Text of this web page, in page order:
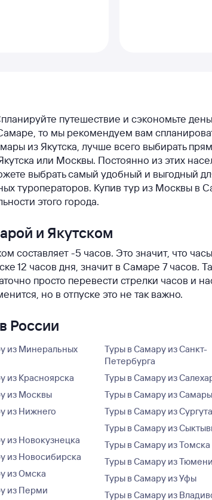
путешествие и сэкономьте
то мы рекомендуем вам
из Якутска, лучше всего выбирать
или Москвы. Постоянно из этих
выбрать самый удобный и выгодный
туроператоров. Купив тур из Москвы в
этого города.
и Якутском
-5 часов. Это значит, что
12 часов дня, значит в Самаре 7 часов.
просто перевести стрелки часов и
но в отпуске это не так важно.
России
из Минеральных
из Красноярска
из Москвы
из Нижнего
из Новокузнецка
из Новосибирска
из Омска
из Перми
Туры в Самару из Санкт-
Петербурга
Туры в Самару из
Туры в Самару из Самары
Туры в Самару из Сургута
Туры в Самару из
Туры в Самару из Томска
Туры в Самару из Тюмени
Туры в Самару из Уфы
Туры в Самару из